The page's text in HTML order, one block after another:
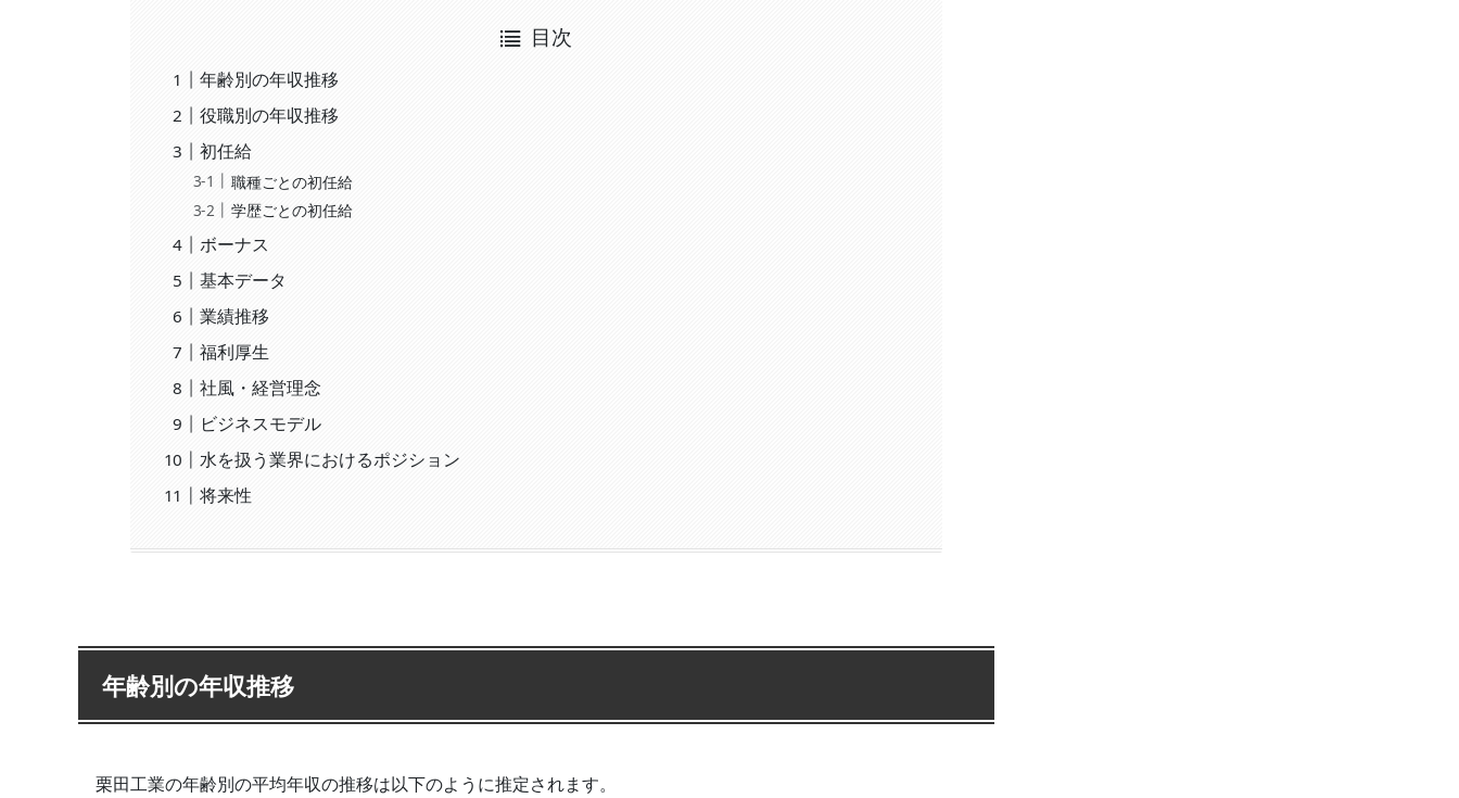
目次
年齢別の年収推移
役職別の年収推移
初任給
職種ごとの初任給
学歴ごとの初任給
ボーナス
基本データ
業績推移
福利厚生
社風・経営理念
ビジネスモデル
水を扱う業界におけるポジション
将来性
年齢別の年収推移
栗田工業の年齢別の平均年収の推移は以下のように推定されます。